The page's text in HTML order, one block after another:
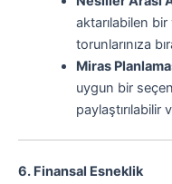
aktarılabilen bir
torunlarınıza
Miras
uygun bir
paylaştırılabilir
6. Finansal Esneklik